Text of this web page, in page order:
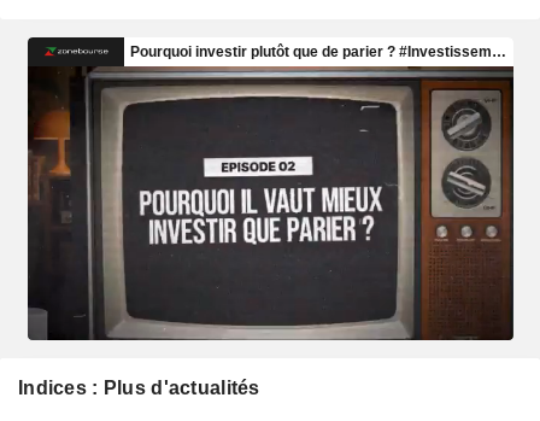
Indices : Plus d'actualités